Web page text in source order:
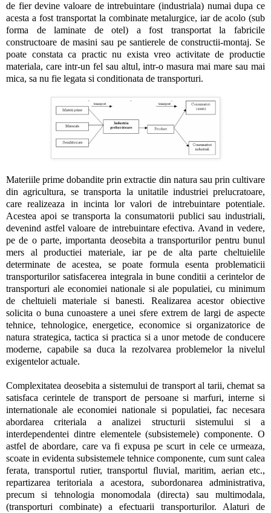
de fier devine valoare de intrebuintare (industriala) numai dupa ce
acesta a fost transportat la combinate metalurgice, iar de acolo (sub
forma de laminate de otel) a fost transportat la fabricile
constructoare de masini sau pe santierele de constructii-montaj. Se
poate constata ca practic nu exista vreo activitate de productie
materiala, care intr-un fel sau altul, intr-o masura mai mare sau mai
mica, sa nu fie legata si conditionata de transporturi.
Materiile prime dobandite prin extractie din natura sau prin cultivare
din agricultura, se transporta la unitatile industriei prelucratoare,
care realizeaza in incinta lor valori de intrebuintare potentiale.
Acestea apoi se transporta la consumatorii publici sau industriali,
devenind astfel valoare de intrebuintare efectiva. Avand in vedere,
pe de o parte, importanta deosebita a transporturilor pentru bunul
mers al productiei materiale, iar pe de alta parte cheltuielile
determinate de acestea, se poate formula esenta problematicii
transporturilor satisfacerea integrala in bune conditii a cerintelor de
transporturi ale economiei nationale si ale populatiei, cu minimum
de cheltuieli materiale si banesti. Realizarea acestor obiective
solicita o buna cunoastere a unei sfere extrem de largi de aspecte
tehnice, tehnologice, energetice, economice si organizatorice de
natura strategica, tactica si practica si a unor metode de conducere
moderne, capabile sa duca la rezolvarea problemelor la nivelul
exigentelor actuale.
Complexitatea deosebita a sistemului de transport al tarii, chemat sa
satisfaca cerintele de transport de persoane si marfuri, interne si
internationale ale economiei nationale si populatiei, fac necesara
abordarea criteriala a analizei structurii sistemului si a
interdependentei dintre elementele (subsistemele) componente. O
astfel de abordare, care va fi expusa pe scurt in cele ce urmeaza,
scoate in evidenta subsistemele tehnice componente, cum sunt calea
ferata, transportul rutier, transportul fluvial, maritim, aerian etc.,
repartizarea teritoriala a acestora, subordonarea administrativa,
precum si tehnologia monomodala (directa) sau multimodala,
(transporturi combinate) a efectuarii transporturilor. Alaturi de